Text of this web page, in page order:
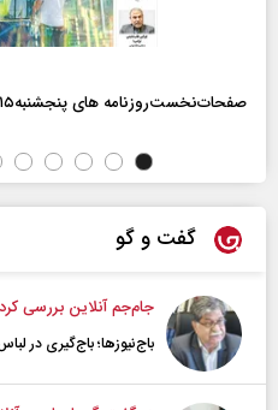
صفحات‌نخست‌روزنامه ها‌ی پنجشنبه‌۱۵ مردادماه
گفت و گو
جام‌جم آنلاین بررسی کرد
باج‌نیوزها؛ باج‌گیری در